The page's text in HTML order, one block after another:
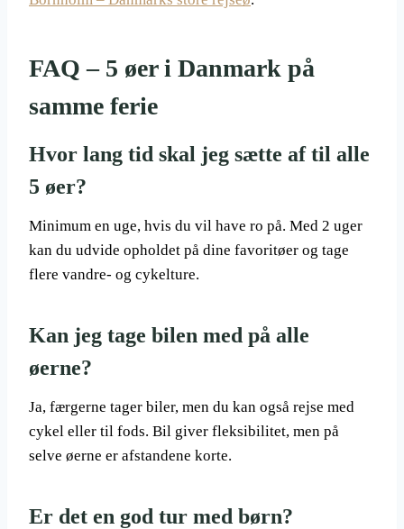
FAQ – 5 øer i Danmark på
samme ferie
Hvor lang tid skal jeg sætte af til alle
5 øer?
Minimum en uge, hvis du vil have ro på. Med 2 uger
kan du udvide opholdet på dine favoritøer og tage
flere vandre- og cykelture.
Kan jeg tage bilen med på alle
øerne?
Ja, færgerne tager biler, men du kan også rejse med
cykel eller til fods. Bil giver fleksibilitet, men på
selve øerne er afstandene korte.
Er det en god tur med børn?